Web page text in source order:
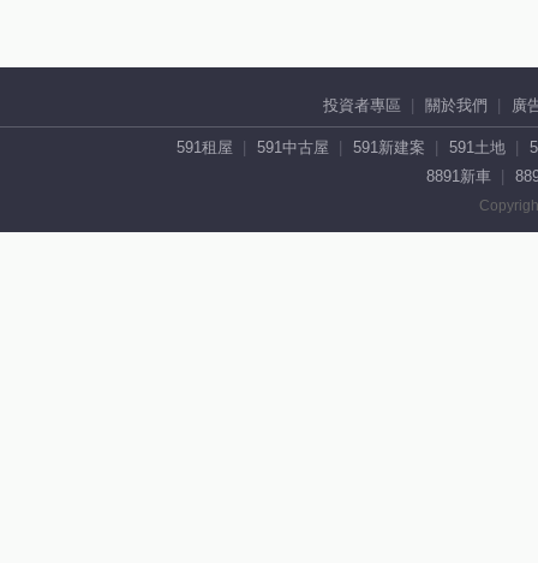
投資者專區 關於我們 廣
591租屋 591中古屋 591新建案 591土地
8891新車